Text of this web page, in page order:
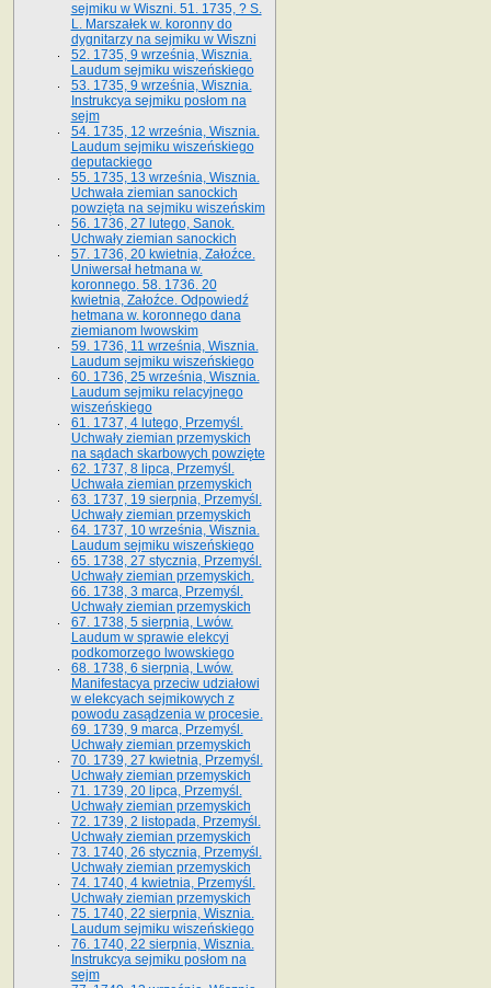
sejmiku w Wiszni. 51. 1735, ? S.
L. Marszałek w. koronny do
dygnitarzy na sejmiku w Wiszni
52. 1735, 9 września, Wisznia.
Laudum sejmiku wiszeńskiego
53. 1735, 9 września, Wisznia.
Instrukcya sejmiku posłom na
sejm
54. 1735, 12 września, Wisznia.
Laudum sejmiku wiszeńskiego
deputackiego
55. 1735, 13 września, Wisznia.
Uchwała ziemian sanockich
powzięta na sejmiku wiszeńskim
56. 1736, 27 lutego, Sanok.
Uchwały ziemian sanockich
57. 1736, 20 kwietnia, Załoźce.
Uniwersał hetmana w.
koronnego. 58. 1736. 20
kwietnia, Załoźce. Odpowiedź
hetmana w. koronnego dana
ziemianom lwowskim
59. 1736, 11 września, Wisznia.
Laudum sejmiku wiszeńskiego
60. 1736, 25 września, Wisznia.
Laudum sejmiku relacyjnego
wiszeńskiego
61. 1737, 4 lutego, Przemyśl.
Uchwały ziemian przemyskich
na sądach skarbowych powzięte
62. 1737, 8 lipca, Przemyśl.
Uchwała ziemian przemyskich
63. 1737, 19 sierpnia, Przemyśl.
Uchwały ziemian przemyskich
64. 1737, 10 września, Wisznia.
Laudum sejmiku wiszeńskiego
65. 1738, 27 stycznia, Przemyśl.
Uchwały ziemian przemyskich­­.
66. 1738, 3 marca, Przemyśl.
Uchwały ziemian przemyskich­
67. 1738, 5 sierpnia, Lwów.
Laudum w sprawie elekcyi
podkomorzego lwowskiego
68. 1738, 6 sierpnia, Lwów.
Manifestacya przeciw udziałowi
w elekcyach sejmikowych z
powodu zasądzenia w procesie.
69. 1739, 9 marca, Przemyśl.
Uchwały ziemian przemyskich
70. 1739, 27 kwietnia, Przemyśl.
Uchwały ziemian przemyskich
71. 1739, 20 lipca, Przemyśl.
Uchwały ziemian przemyskich
72. 1739, 2 listopada, Przemyśl.
Uchwały ziemian przemyskich
73. 1740, 26 stycznia, Przemyśl.
Uchwały ziemian przemyskich
74. 1740, 4 kwietnia, Przemyśl.
Uchwały ziemian przemyskich
75. 1740, 22 sierpnia, Wisznia.
Laudum sejmiku wiszeńskiego
76. 1740, 22 sierpnia, Wisznia.
Instrukcya sejmiku posłom na
sejm